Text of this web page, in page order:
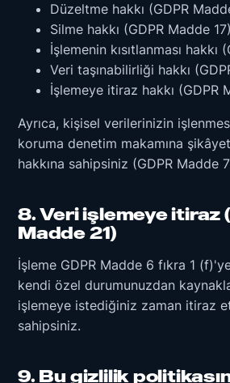
Düzeltme hakkı (GDPR
Silme hakkı (GDPR Madde 17)
İşlemenin kısıtlanması hakkı
Veri taşınabilirliği hakkı
İşlemeye itiraz hakkı (GDPR
Ayrıca, kişisel verilerinizin
koruma denetim makamına
hakkına sahipsiniz (GDPR Madde
8. Veri işlemeye itiraz
Madde 21)
İşleme GDPR Madde 6 fıkra 1
kendi özel durumunuzdan
işlemeye istediğiniz zaman itiraz
sahipsiniz.
9. Bu gizlilik